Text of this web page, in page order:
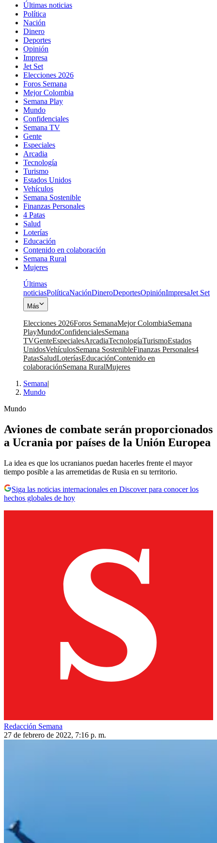
Últimas noticias
Política
Nación
Dinero
Deportes
Opinión
Impresa
Jet Set
Elecciones 2026
Foros Semana
Mejor Colombia
Semana Play
Mundo
Confidenciales
Semana TV
Gente
Especiales
Arcadia
Tecnología
Turismo
Estados Unidos
Vehículos
Semana Sostenible
Finanzas Personales
4 Patas
Salud
Loterías
Educación
Contenido en colaboración
Semana Rural
Mujeres
Últimas
noticiasPolíticaNaciónDineroDeportesOpiniónImpresaJet Set
Más
Elecciones 2026Foros SemanaMejor ColombiaSemana
PlayMundoConfidencialesSemana
TVGenteEspecialesArcadiaTecnologíaTurismoEstados
UnidosVehículosSemana SostenibleFinanzas Personales4
PatasSaludLoteríasEducaciónContenido en
colaboraciónSemana RuralMujeres
Semana|
Mundo
Mundo
Aviones de combate serán proporcionados
a Ucrania por países de la Unión Europea
La idea es que los ucranianos puedan hacerles frente el mayor
tiempo posible a las arremetidas de Rusia en su territorio.
Siga las noticias internacionales en Discover para conocer los
hechos globales de hoy
Redacción Semana
27 de febrero de 2022, 7:16 p. m.